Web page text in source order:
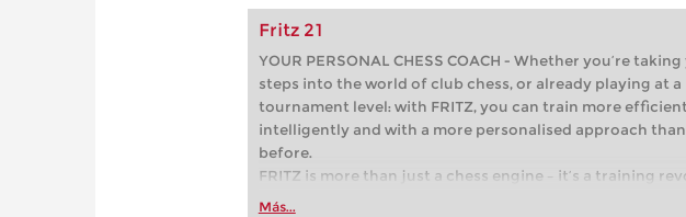
Fritz 21
YOUR PERSONAL CHESS COACH - Whether you’re
steps into the world of club chess, or already playing at a
tournament level: with FRITZ, you can train more
intelligently and with a more personalised approach
before.
FRITZ is more than just a chess engine – it’s a training
Whether you’re taking your first steps into the world of
Más...